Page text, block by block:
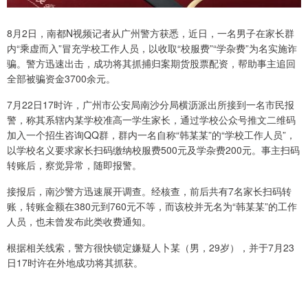
8月2日，南都N视频记者从广州警方获悉，近日，一名男子在家长群
内“乘虚而入”冒充学校工作人员，以收取“校服费”“学杂费”为名实施诈
骗。警方迅速出击，成功将其抓捕归案期货股票配资，帮助事主追回
全部被骗资金3700余元。
7月22日17时许，广州市公安局南沙分局横沥派出所接到一名市民报
警，称其系辖内某学校准高一学生家长，通过学校公众号推文二维码
加入一个招生咨询QQ群，群内一名自称“韩某某”的“学校工作人员”，
以学校名义要求家长扫码缴纳校服费500元及学杂费200元。事主扫码
转账后，察觉异常，随即报警。
接报后，南沙警方迅速展开调查。经核查，前后共有7名家长扫码转
账，转账金额在380元到760元不等，而该校并无名为“韩某某”的工作
人员，也未曾发布此类收费通知。
根据相关线索，警方很快锁定嫌疑人卜某（男，29岁），并于7月23
日17时许在外地成功将其抓获。